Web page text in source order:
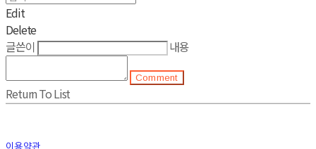
Edit
Delete
글쓴이
내용
Comment
Return To List
이용약관